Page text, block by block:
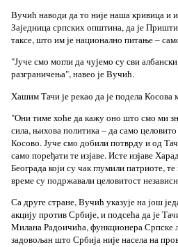
Вучић наводи да то није наша кривица и
Заједница српских општина, да је
таксе, што им је национално питање –
"Јуче смо могли да чујемо су сви
разграничења", навео је Вучић.
Хашим Тачи је рекао да је подела Косова
"Они тиме хоће да кажу оно што смо ми
сила, њихова политика – да само
Косово. Јуче смо добили потврду и од
само поређати те изјаве. Исте изјаве
Београда који су чак глумили патриоте,
време су подржавали целовитост
Са друге стране, Вучић указује на још
акцију против Србије, и подсећа да је
Милана Радоичића, функционера Српске
задовољан што Србија није насела на